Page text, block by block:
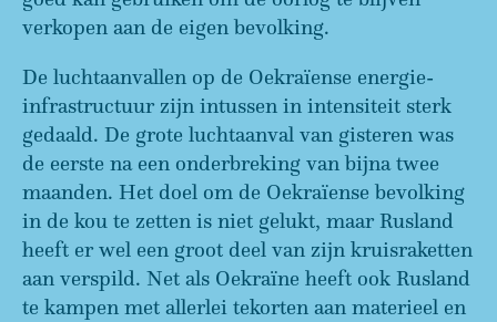
verkopen aan de eigen bevolking.
De luchtaanvallen op de Oekraïense energie-
infrastructuur zijn intussen in intensiteit sterk
gedaald. De grote luchtaanval van gisteren was
de eerste na een onderbreking van bijna twee
maanden. Het doel om de Oekraïense bevolking
in de kou te zetten is niet gelukt, maar Rusland
heeft er wel een groot deel van zijn kruisraketten
aan verspild. Net als Oekraïne heeft ook Rusland
te kampen met allerlei tekorten aan materieel en